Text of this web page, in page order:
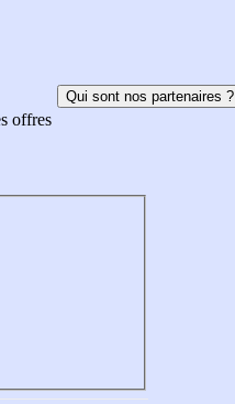
offres
Qui sont nos partenaires ?